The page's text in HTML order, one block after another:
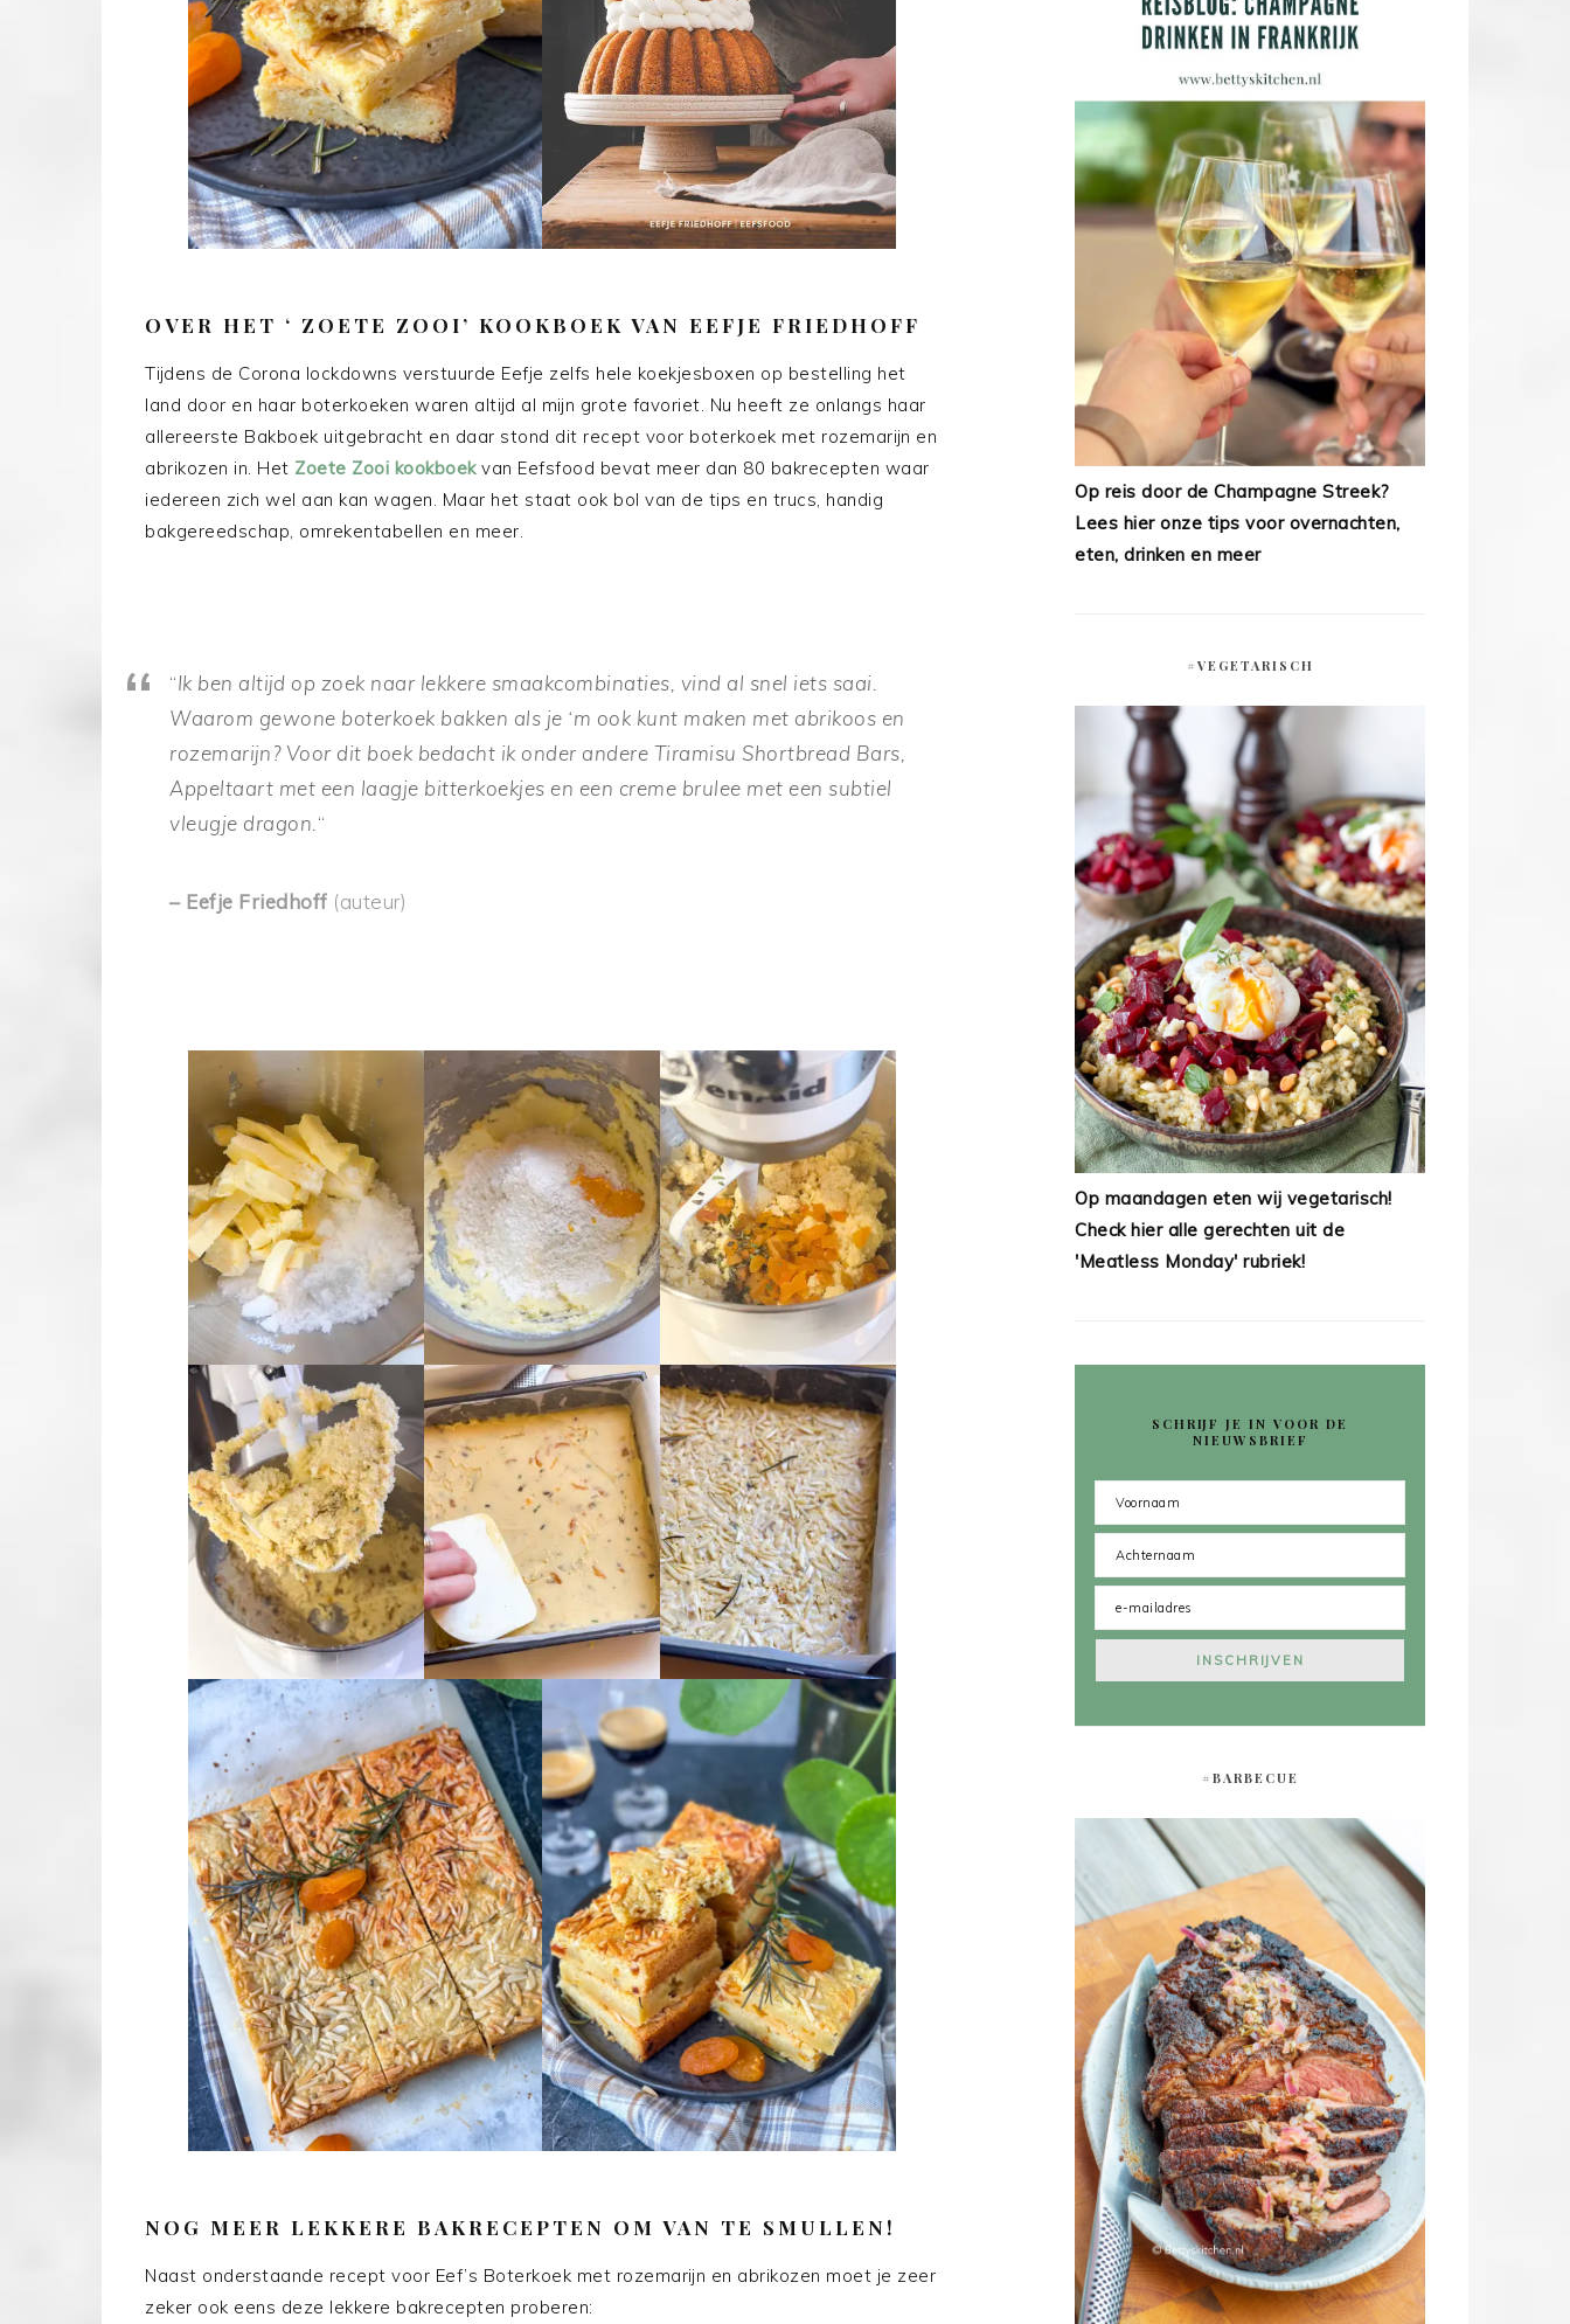
OVER HET ‘ ZOETE ZOOI’ KOOKBOEK VAN EEFJE FRIEDHOFF
Tijdens de Corona lockdowns verstuurde Eefje zelfs hele koekjesboxen op bestelling het
land door en haar boterkoeken waren altijd al mijn grote favoriet. Nu heeft ze onlangs haar
allereerste Bakboek uitgebracht en daar stond dit recept voor boterkoek met rozemarijn en
abrikozen in. Het Zoete Zooi kookboekvan Eefsfood bevat meer dan 80 bakrecepten waar
iedereen zich wel aan kan wagen. Maar het staat ook bol van de tips en trucs, handig
bakgereedschap, omrekentabellen en meer.
“Ik ben altijd op zoek naar lekkere smaakcombinaties, vind al snel iets saai.
Waarom gewone boterkoek bakken als je ‘m ook kunt maken met abrikoos en
rozemarijn? Voor dit boek bedacht ik onder andere Tiramisu Shortbread Bars,
Appeltaart met een laagje bitterkoekjes en een creme brulee met een subtiel
vleugje dragon. “
– Eefje Friedhoff (auteur)
NOG MEER LEKKERE BAKRECEPTEN OM VAN TE SMULLEN!
Naast onderstaande recept voor Eef’s Boterkoek met rozemarijn en abrikozen moet je zeer
zeker ook eens deze lekkere bakrecepten proberen:
Op reis door de Champagne Streek?
Lees hier onze tips voor overnachten,
eten, drinken en meer
#VEGETARISCH
Op maandagen eten wij vegetarisch!
Check hier alle gerechten uit de
'Meatless Monday' rubriek!
SCHRIJF JE IN VOOR DE
NIEUWSBRIEF
#BARBECUE